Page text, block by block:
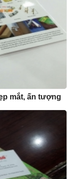
mắt, ấn tượng